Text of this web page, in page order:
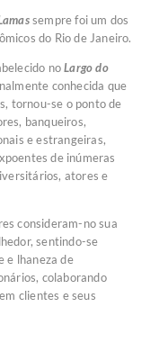
sempre foi um dos
do Rio de Janeiro.
noLargo do
conhecida que
tornou-se o ponto de
banqueiros,
e estrangeiras,
de inúmeras
atores e
consideram-no sua
sentindo-se
e lhaneza de
colaborando
clientes e seus